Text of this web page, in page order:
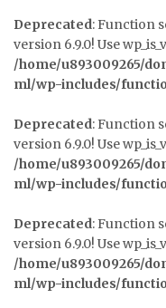
Deprecated: Function
version 6.9.0! Use
/home/u893009265/
ml/wp-includes/
Deprecated: Function
version 6.9.0! Use
/home/u893009265/
ml/wp-includes/
Deprecated: Function
version 6.9.0! Use
/home/u893009265/
ml/wp-includes/